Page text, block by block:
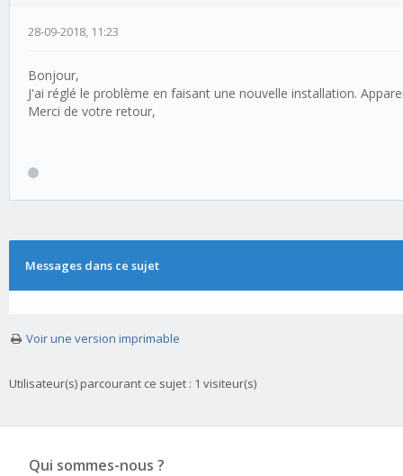
28-09-2018, 11:23
Bonjour,
J'ai réglé le problème en faisant une nouvelle installation.
Merci de votre retour,
Messages dans ce sujet
Voir une version imprimable
Utilisateur(s) parcourant ce sujet : 1 visiteur(s)
Qui sommes-nous ?